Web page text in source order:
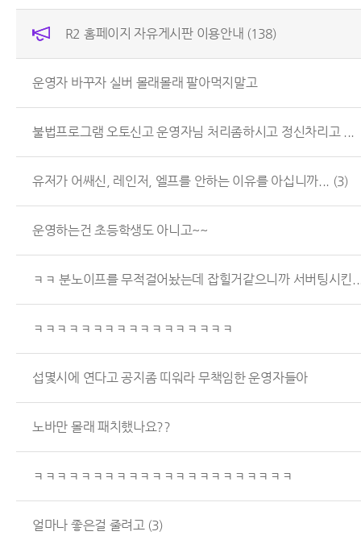
R2 홈페이지 자유게시판 이용안내 (138)
운영자 바꾸자 실버 몰래몰래 팔아먹지말고
불법프로그램 오토신고 운영자님 처리좀하시고 정신차리고 ...
유저가 어쌔신, 레인저, 엘프를 안하는 이유를 아십니까... (3)
운영하는건 초등학생도 아니고~~
ㅋㅋ 분노이프를 무적걸어놨는데 잡힐거같으니까 서버팅시킨
ㅋㅋㅋㅋㅋㅋㅋㅋㅋㅋㅋㅋㅋㅋㅋㅋㅋ
섭몇시에 연다고 공지좀 띠워라 무책임한 운영자들아
노바만 몰래 패치했나요??
ㅋㅋㅋㅋㅋㅋㅋㅋㅋㅋㅋㅋㅋㅋㅋㅋㅋㅋㅋㅋㅋㅋ
얼마나 좋은걸 줄려고 (3)